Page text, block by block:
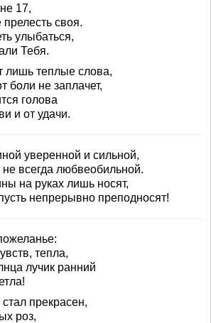
17,
своя.
улыбаться,
Тебя.
лишь теплые слова,
боли не заплачет,
голова
и от удачи.
уверенной и сильной,
всегда любвеобильной.
на руках лишь носят,
непрерывно преподносят!
тепла,
лучик ранний
прекрасен,
роз,